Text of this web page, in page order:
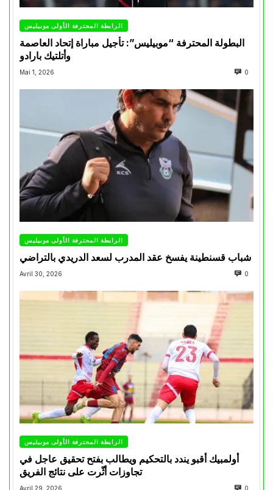
الرابطة المحترفة الأولى موبيليس
البطولة المحترفة “موبيليس”: تأجيل مباراة إتحاد العاصمة
وأتلتيك بارادو
Mai 1, 2026 0
الرابطة المحترفة الأولى موبيليس
شباب قسنطينة يفسخ عقد المدرب لسعد الدريدي بالتراضي
Avril 30, 2026 0
الرابطة المحترفة الأولى موبيليس
أولمبيك أقبو يندد بالتحكيم ويطالب بفتح تحقيق عاجل في
تجاوزات أثّرت على نتائج الفريق
Avril 29, 2026 0